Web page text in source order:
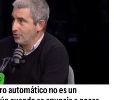
automático no es un